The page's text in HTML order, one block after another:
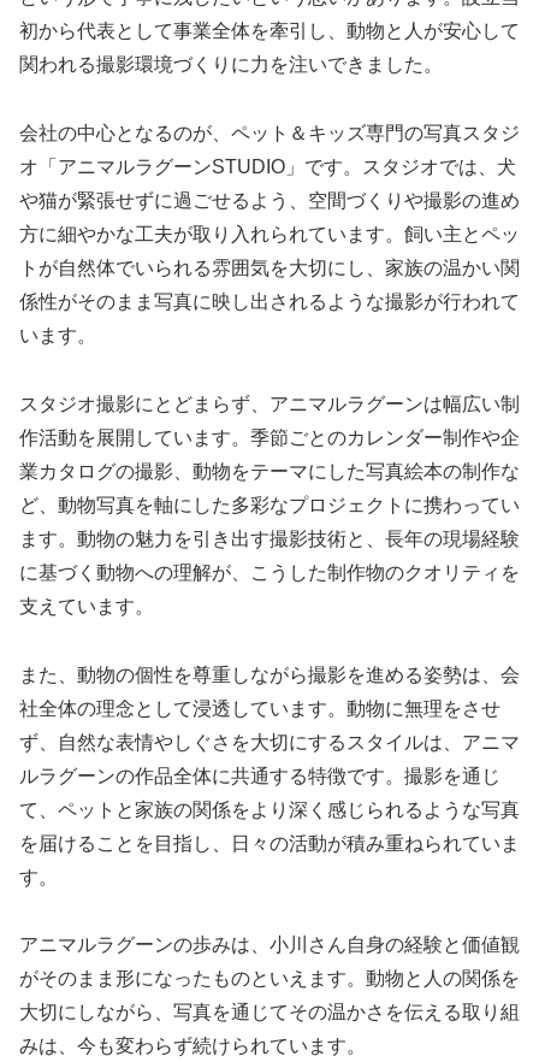
初から代表として事業全体を牽引し、動物と人が安心して
関われる撮影環境づくりに力を注いできました。
会社の中心となるのが、ペット＆キッズ専門の写真スタジ
オ「アニマルラグーンSTUDIO」です。スタジオでは、犬
や猫が緊張せずに過ごせるよう、空間づくりや撮影の進め
方に細やかな工夫が取り入れられています。飼い主とペッ
トが自然体でいられる雰囲気を大切にし、家族の温かい関
係性がそのまま写真に映し出されるような撮影が行われて
います。
スタジオ撮影にとどまらず、アニマルラグーンは幅広い制
作活動を展開しています。季節ごとのカレンダー制作や企
業カタログの撮影、動物をテーマにした写真絵本の制作な
ど、動物写真を軸にした多彩なプロジェクトに携わってい
ます。動物の魅力を引き出す撮影技術と、長年の現場経験
に基づく動物への理解が、こうした制作物のクオリティを
支えています。
また、動物の個性を尊重しながら撮影を進める姿勢は、会
社全体の理念として浸透しています。動物に無理をさせ
ず、自然な表情やしぐさを大切にするスタイルは、アニマ
ルラグーンの作品全体に共通する特徴です。撮影を通じ
て、ペットと家族の関係をより深く感じられるような写真
を届けることを目指し、日々の活動が積み重ねられていま
す。
アニマルラグーンの歩みは、小川さん自身の経験と価値観
がそのまま形になったものといえます。動物と人の関係を
大切にしながら、写真を通じてその温かさを伝える取り組
みは、今も変わらず続けられています。